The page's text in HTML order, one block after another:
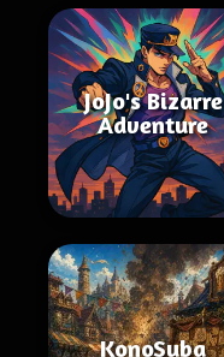
JoJo's Bizarre
Adventure
KonoSuba